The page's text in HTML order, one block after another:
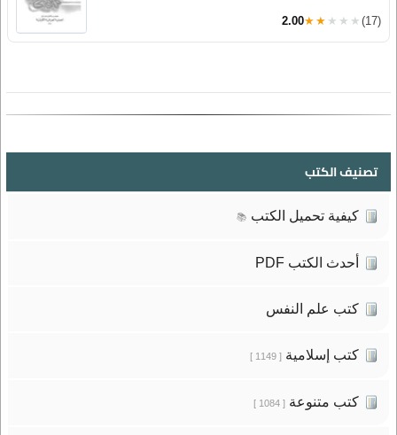
2.00★★★★★ (17)
تصنيف الكتب
كيفية تحميل الكتب 📚
أحدث الكتب PDF
كتب علم النفس
كتب إسلامية[ 1149 ]
كتب متنوعة[ 1084 ]